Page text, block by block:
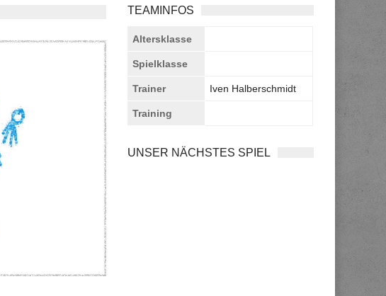
TEAMINFOS
Altersklasse
Spielklasse
Trainer Iven Halberschmidt
Training
UNSER NÄCHSTES SPIEL